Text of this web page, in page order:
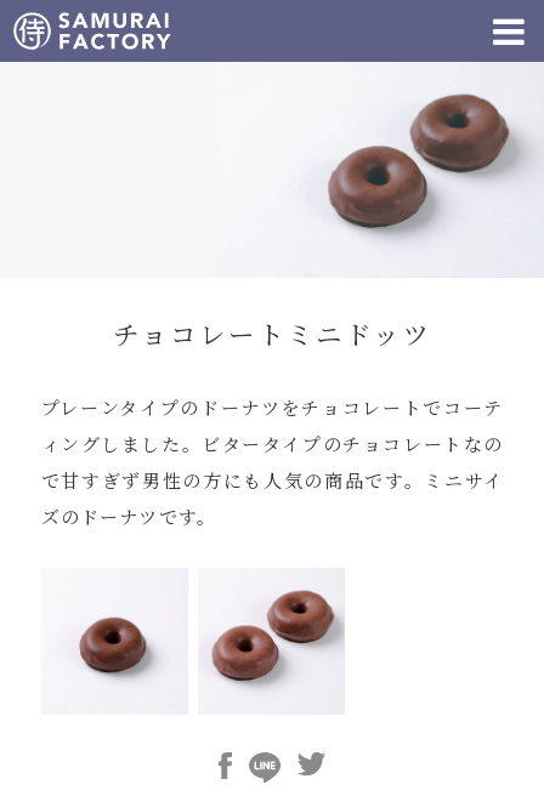
チョコレートミニドッツ
プレーンタイプのドーナツをチョコレートでコーテ
ィングしました。ビタータイプのチョコレートなの
で甘すぎず男性の方にも人気の商品です。ミニサイ
ズのドーナツです。